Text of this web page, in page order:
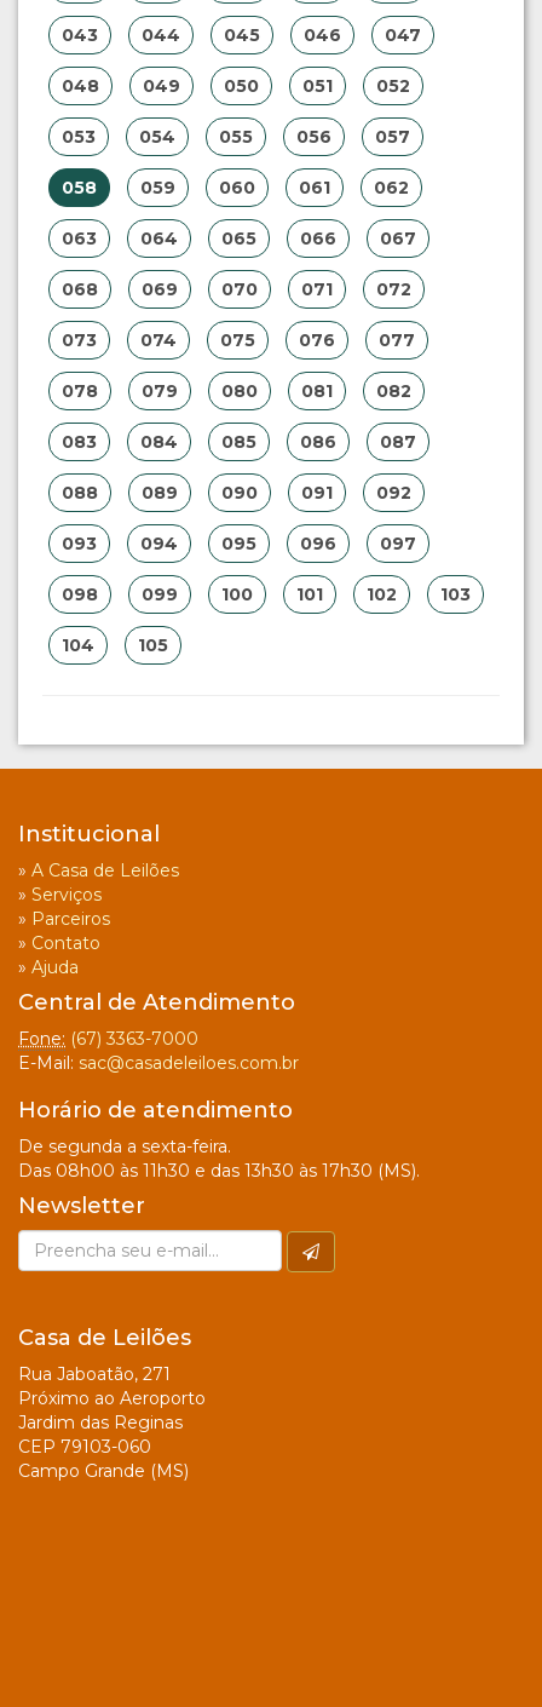
043 044 045 046 047
048 049 050 051 052
053 054 055 056 057
058 059 060 061 062
063 064 065 066 067
068 069 070 071 072
073 074 075 076 077
078 079 080 081 082
083 084 085 086 087
088 089 090 091 092
093 094 095 096 097
098 099 100 101 102 103
104 105
Institucional
» A Casa de Leilões
» Serviços
» Parceiros
» Contato
» Ajuda
Central de Atendimento
Fone: (67) 3363-7000
E-Mail: sac@casadeleiloes.com.br
Horário de atendimento
De segunda a sexta-feira.
Das 08h00 às 11h30 e das 13h30 às 17h30 (MS).
Newsletter
Casa de Leilões
Rua Jaboatão, 271
Próximo ao Aeroporto
Jardim das Reginas
CEP 79103-060
Campo Grande (MS)